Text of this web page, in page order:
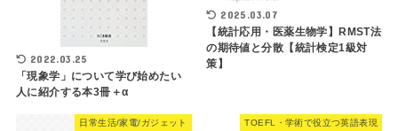
2022.03.25
「現象学」について学び始めたい
人に紹介する本3冊＋α
2025.03.07
【統計応用・医薬生物学】RMST法
の期待値と分散【統計検定1級対
策】
日常生活/家電/ガジェット TOEFL・学術で役立つ英語表現